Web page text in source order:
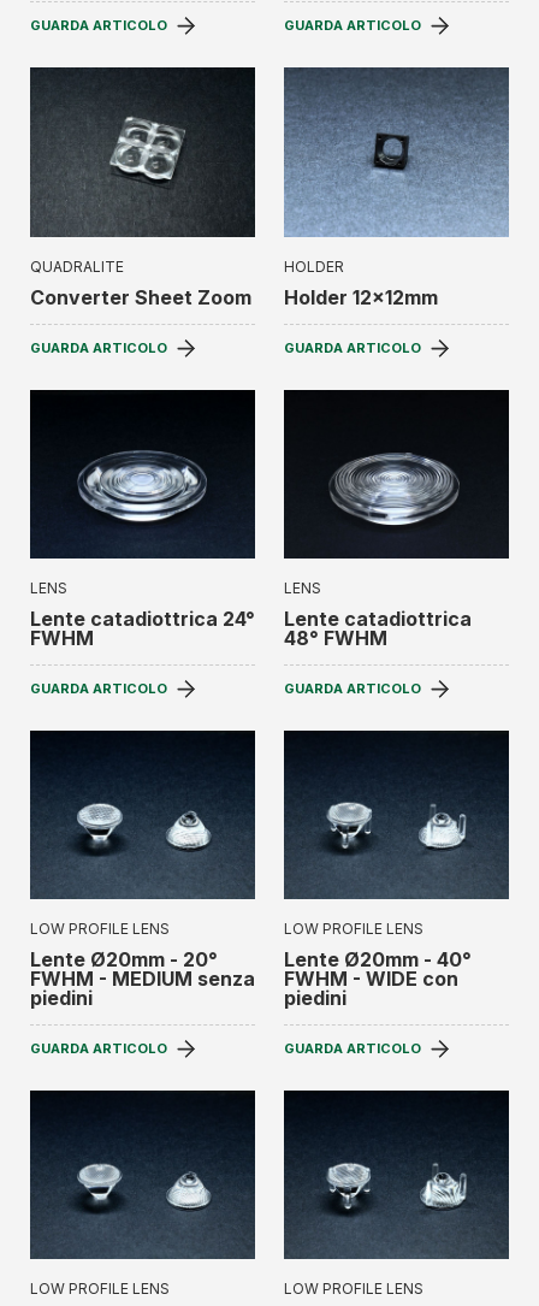
GUARDA ARTICOLO GUARDA ARTICOLO
QUADRALITE
Converter Sheet Zoom
GUARDA ARTICOLO
HOLDER
Holder 12x12mm
GUARDA ARTICOLO
LENS
Lente catadiottrica 24°
FWHM
GUARDA ARTICOLO
LENS
Lente catadiottrica
48° FWHM
GUARDA ARTICOLO
LOW PROFILE LENS
Lente Ø20mm - 20°
FWHM - MEDIUM senza
piedini
GUARDA ARTICOLO
LOW PROFILE LENS
Lente Ø20mm - 40°
FWHM - WIDE con
piedini
GUARDA ARTICOLO
LOW PROFILE LENS LOW PROFILE LENS